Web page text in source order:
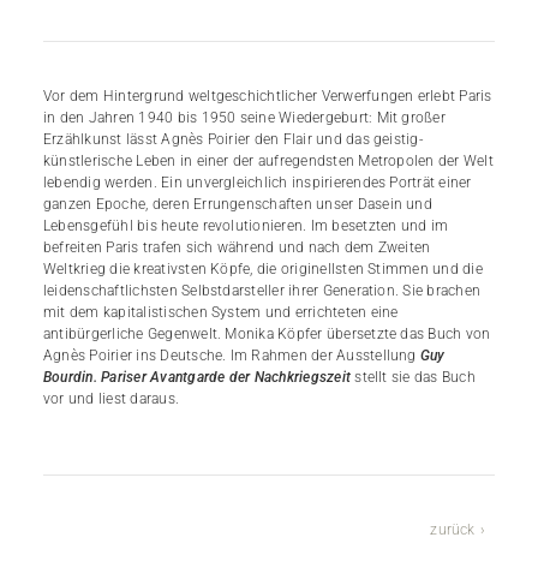
Vor dem Hintergrund weltgeschichtlicher Verwerfungen erlebt Paris
in den Jahren 1940 bis 1950 seine Wiedergeburt: Mit großer
Erzählkunst lässt Agnès Poirier den Flair und das geistig-
künstlerische Leben in einer der aufregendsten Metropolen der Welt
lebendig werden. Ein unvergleichlich inspirierendes Porträt einer
ganzen Epoche, deren Errungenschaften unser Dasein und
Lebensgefühl bis heute revolutionieren. Im besetzten und im
befreiten Paris trafen sich während und nach dem Zweiten
Weltkrieg die kreativsten Köpfe, die originellsten Stimmen und die
leidenschaftlichsten Selbstdarsteller ihrer Generation. Sie brachen
mit dem kapitalistischen System und errichteten eine
antibürgerliche Gegenwelt. Monika Köpfer übersetzte das Buch von
Agnès Poirier ins Deutsche. Im Rahmen der Ausstellung Guy
Bourdin. Pariser Avantgarde der Nachkriegszeit stellt sie das Buch
vor und liest daraus.
zurück